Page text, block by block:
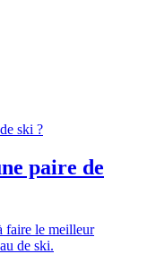
paire de
faire le meilleur
de ski.